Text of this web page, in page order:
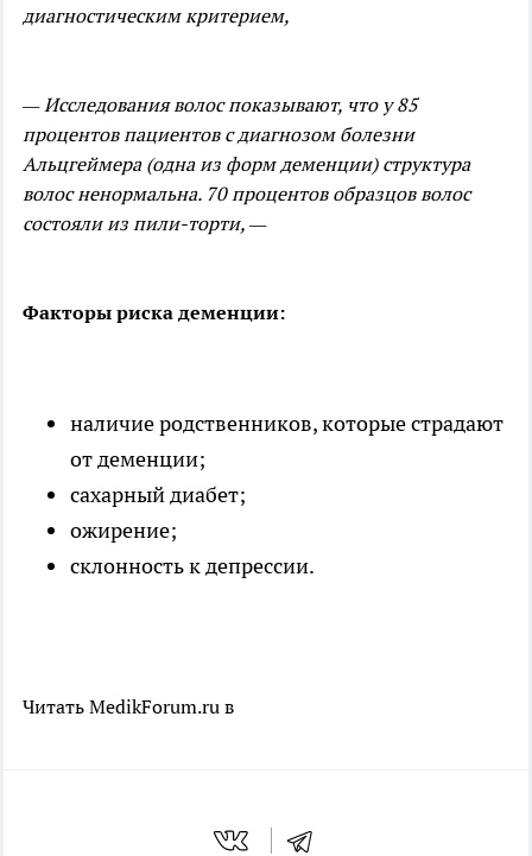
диагностическим критерием,
— Исследования волос показывают, что у 85
процентов пациентов с диагнозом болезни
Альцгеймера (одна из форм деменции) структура
волос ненормальна. 70 процентов образцов волос
состояли из пили-торти, —
Факторы риска деменции:
наличие родственников, которые страдают
от деменции;
сахарный диабет;
ожирение;
склонность к депрессии.
Читать MedikForum.ru в